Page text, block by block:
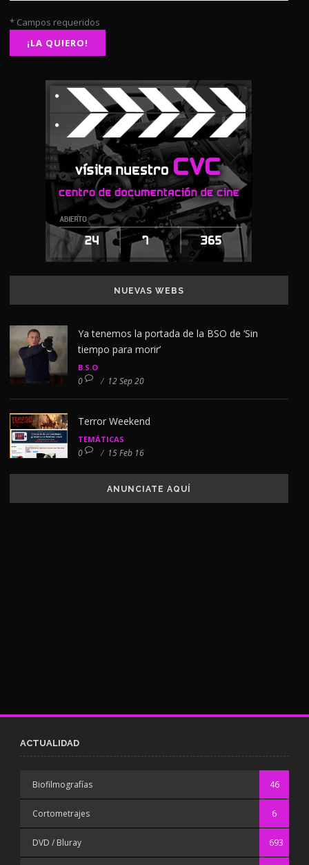
* Campos requeridos
NUEVAS WEBS
Ya tenemos la portada de la BSO de ‘Sin
tiempo para morir’
B.S.O
0 / 12 Sep 20
Terror Weekend
TEMÁTICAS
0 / 15 Feb 16
ANUNCIATE AQUÍ
ACTUALIDAD
Biofilmografías 46
Cortometrajes 6
DVD / Bluray 693